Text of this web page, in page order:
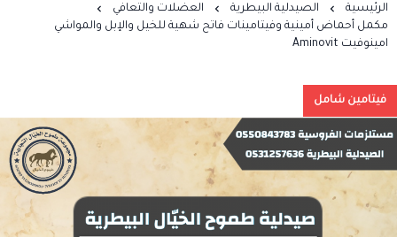
الرئيسية الصيدلية البيطرية
العضلات والتعافي
مكمل أحماض أمينية وفيتامينات فاتح شهية للخيل والإبل والمواشي
امينوفيت Aminovit
فيتامين شامل